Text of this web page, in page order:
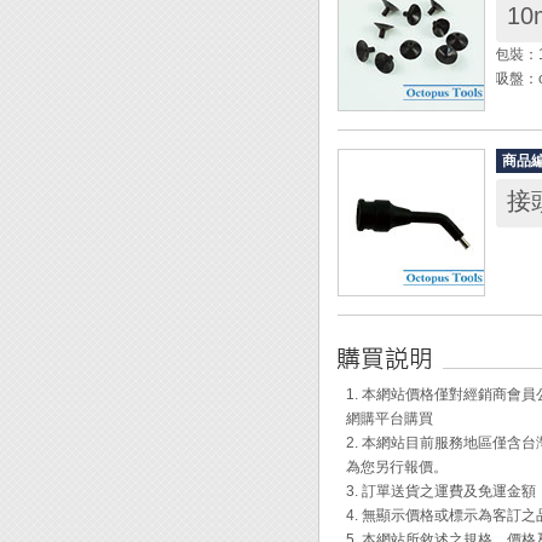
包裝
吸盤
◆ ESD
◆ 適用
商品
接
1. 本網站價格僅對經銷商會
網購平台購買
2. 本網站目前服務地區僅含
為您另行報價。
3. 訂單送貨之運費及免運金
4. 無顯示價格或標示為客訂